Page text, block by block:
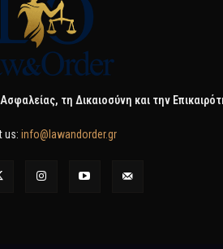
τη Δικαιοσύνη και την
us: info@lawandorder.gr